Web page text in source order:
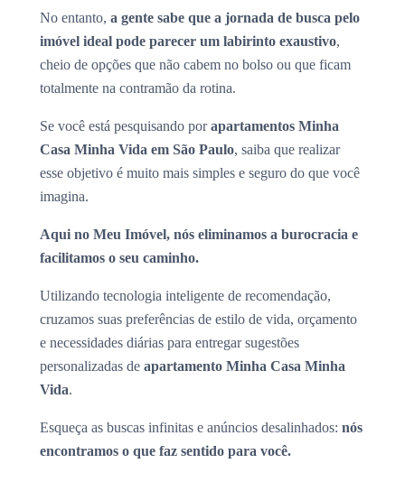
No entanto, a gente sabe que a jornada de busca pelo
imóvel ideal pode parecer um labirinto exaustivo,
cheio de opções que não cabem no bolso ou que ficam
totalmente na contramão da rotina.
Se você está pesquisando porapartamentos Minha
Casa Minha Vida em São Paulo, saiba que realizar
esse objetivo é muito mais simples e seguro do que você
imagina.
Aqui no Meu Imóvel, nós eliminamos a burocracia e
facilitamos o seu caminho.
Utilizando tecnologia inteligente de recomendação,
cruzamos suas preferências de estilo de vida, orçamento
e necessidades diárias para entregar sugestões
personalizadas de apartamento Minha Casa Minha
Vida.
Esqueça as buscas infinitas e anúncios desalinhados: nós
encontramos o que faz sentido para você.